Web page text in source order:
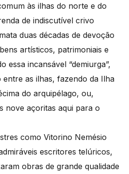
às ilhas do norte e do
de indiscutível crivo
duas décadas de devoção
artísticos, patrimoniais e
essa incansável “demiurga”,
entre as ilhas, fazendo da Ilha
do arquipélago, ou,
nove açoritas aqui para o
como Vitorino Nemésio
escritores telúricos,
obras de grande qualidade